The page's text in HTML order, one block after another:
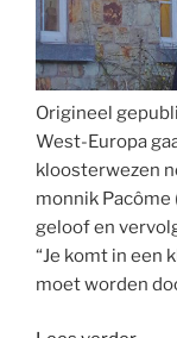
Origineel
West-Europa
kloosterwezen
monnik Pacôme
geloof en
“Je komt in een
moet worden